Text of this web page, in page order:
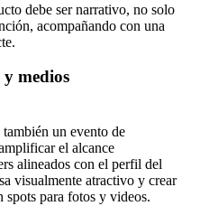
debe ser narrativo, no solo
acompañando con una
medios
un evento de
el alcance
alineados con el perfil del
visualmente atractivo y crear
spots para fotos y videos.